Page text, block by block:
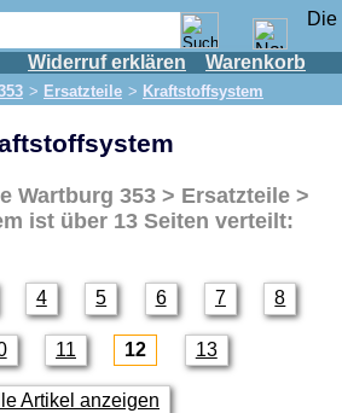
Widerruf erklären Warenkorb
> Ersatzteile > Kraftstoffsystem
Wartburg 353 > Ersatzteile >
ist über 13 Seiten verteilt:
4 5 6 7 8
11 12 13
Artikel anzeigen